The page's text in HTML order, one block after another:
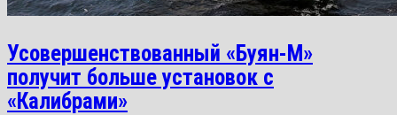
Усовершенствованный «Буян-М»
получит больше установок с
«Калибрами»